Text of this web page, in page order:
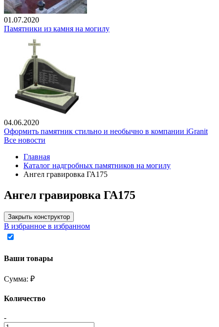
01.07.2020
Памятники из камня на могилу
04.06.2020
Оформить памятник стильно и необычно в компании iGranit
Все новости
Главная
Каталог надгробных памятников на могилу
Ангел гравировка ГА175
Ангел гравировка ГА175
Закрыть конструктор
В избранное в избранном
Ваши товары
Сумма: ₽
Количество
-